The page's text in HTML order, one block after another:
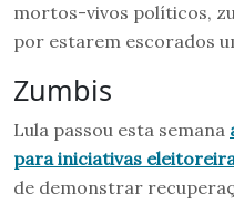
mortos-vivos políticos,
por estarem escorados
Zumbis
Lula passou esta semana
para iniciativas
de demonstrar